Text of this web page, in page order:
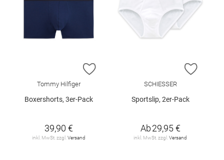
ZUR WUNSCHLISTE HINZUFÜGEN
Tommy Hilfiger
Boxershorts, 3er-Pack
39,90 €
inkl. MwSt. zzgl. Versand
ZUR
SCHIESSER
Sportslip, 2er-Pack
Ab29,95 €
inkl. MwSt. zzgl. Versand